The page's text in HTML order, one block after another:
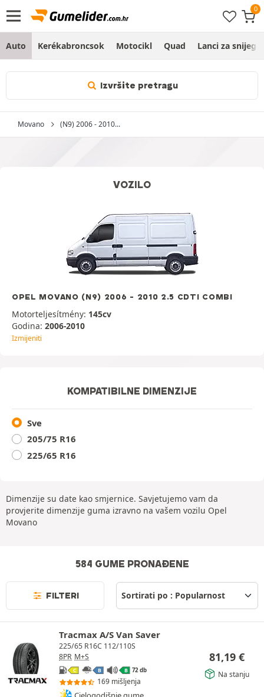
Auto Kerékabroncsok Motocikl Quad Lanci za snijeg
Izvršite pretragu
Movano (N9) 2006 - 2010...
VOZILO
OPEL MOVANO (N9) 2006 - 2010 2.5 CDTI COMBI
Motorteljesítmény: 145cv
Godina: 2006-2010
Izmijeniti
KOMPATIBILNE DIMENZIJE
Sve
205/75 R16
225/65 R16
Dimenzije su date kao smjernice. Savjetujemo vam da
provjerite dimenzije guma izravno na vašem vozilu Opel
Movano
584 GUME PRONAĐENE
FILTERI
Tracmax A/S Van Saver
225/65 R16C 112/110S
8PR M+S
C B B 72 db
169 mišljenja
81,19 €
Na stanju